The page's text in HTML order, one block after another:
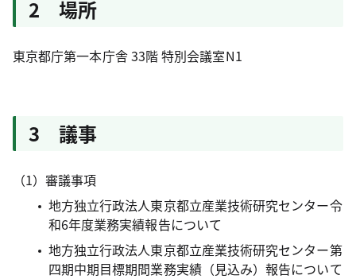
2 場所
東京都庁第一本庁舎 33階 特別会議室N1
3 議事
（1）審議事項
地方独立行政法人東京都立産業技術研究センター令
和6年度業務実績報告について
地方独立行政法人東京都立産業技術研究センター第
四期中期目標期間業務実績（見込み）報告について